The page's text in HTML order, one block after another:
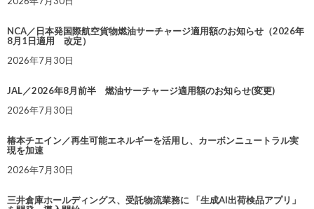
NCA／日本発国際航空貨物燃油サーチャージ適用額のお知らせ（2026年
8月1日適用 改定）
2026年7月30日
JAL／2026年8月前半 燃油サーチャージ適用額のお知らせ(変更)
2026年7月30日
椿本チエイン／再生可能エネルギーを活用し、カーボンニュートラル実
現を加速
2026年7月30日
三井倉庫ホールディングス、受託物流業務に 「生成AI出荷検品アプリ」